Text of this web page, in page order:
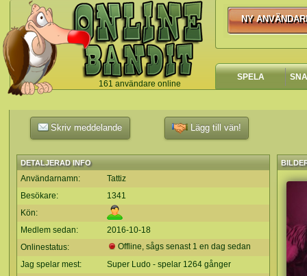
161 användare online
`
NY
NY
SPELA
Skriv meddelande Lägg till vän!
DETALJERAD INFO
Användarnamn:
Tattiz
Besökare:
1341
Kön:
Medlem sedan:
2016-10-18
Onlinestatus:
Offline, sågs senast 1 en dag sedan
Jag spelar mest:
Super Ludo - spelar 1264 gånger